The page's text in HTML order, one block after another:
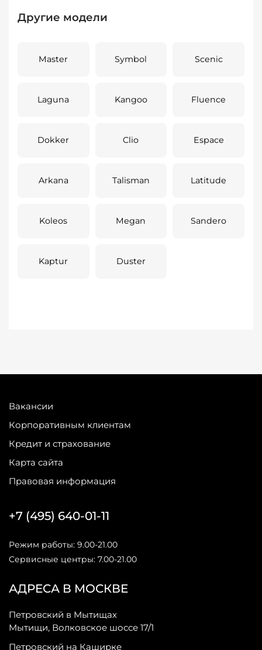
Другие модели
Master Symbol Scenic
Laguna Kangoo Fluence
Dokker Clio Espace
Arkana Talisman Latitude
Koleos Megan Sandero
Kaptur Duster
Вакансии
Корпоративным клиентам
Кредит и страхование
Карта сайта
Правовая информация
АДРЕСА В МОСКВЕ
Петровский в Мытищах
Мытищи, Волковское шоссе 17/1
Петровский на Каширке
+7 (495) 640-01-11
Режим работы: 9.00-21.00
Сервисные центры: 7.00-21.00